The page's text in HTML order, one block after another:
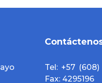
Tel: +57 (608)
Fax: 4295196